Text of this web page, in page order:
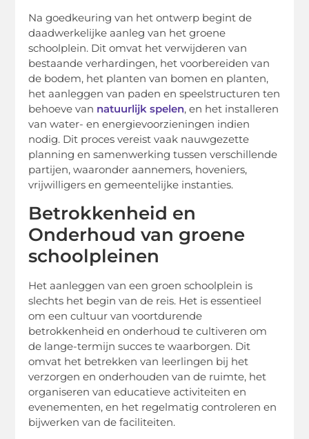
Na goedkeuring van het ontwerp begint de
daadwerkelijke aanleg van het groene
schoolplein. Dit omvat het verwijderen van
bestaande verhardingen, het voorbereiden van
de bodem, het planten van bomen en planten,
het aanleggen van paden en speelstructuren ten
behoeve van natuurlijk spelen, en het installeren
van water- en energievoorzieningen indien
nodig. Dit proces vereist vaak nauwgezette
planning en samenwerking tussen verschillende
partijen, waaronder aannemers, hoveniers,
vrijwilligers en gemeentelijke instanties.
Betrokkenheid en
Onderhoud van groene
schoolpleinen
Het aanleggen van een groen schoolplein is
slechts het begin van de reis. Het is essentieel
om een cultuur van voortdurende
betrokkenheid en onderhoud te cultiveren om
de lange-termijn succes te waarborgen. Dit
omvat het betrekken van leerlingen bij het
verzorgen en onderhouden van de ruimte, het
organiseren van educatieve activiteiten en
evenementen, en het regelmatig controleren en
bijwerken van de faciliteiten.